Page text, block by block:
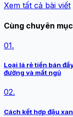
Xem tất cả bài viết
Cùng chuyên mục
01.
Loại lá rẻ tiền bán
đường và mất ngủ
02.
Cách kết hợp đậu